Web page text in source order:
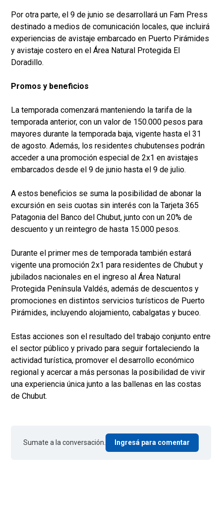
Por otra parte, el 9 de junio se desarrollará un Fam Press
destinado a medios de comunicación locales, que incluirá
experiencias de avistaje embarcado en Puerto Pirámides
y avistaje costero en el Área Natural Protegida El
Doradillo.
Promos y beneficios
La temporada comenzará manteniendo la tarifa de la
temporada anterior, con un valor de 150.000 pesos para
mayores durante la temporada baja, vigente hasta el 31
de agosto. Además, los residentes chubutenses podrán
acceder a una promoción especial de 2x1 en avistajes
embarcados desde el 9 de junio hasta el 9 de julio.
A estos beneficios se suma la posibilidad de abonar la
excursión en seis cuotas sin interés con la Tarjeta 365
Patagonia del Banco del Chubut, junto con un 20% de
descuento y un reintegro de hasta 15.000 pesos.
Durante el primer mes de temporada también estará
vigente una promoción 2x1 para residentes de Chubut y
jubilados nacionales en el ingreso al Área Natural
Protegida Península Valdés, además de descuentos y
promociones en distintos servicios turísticos de Puerto
Pirámides, incluyendo alojamiento, cabalgatas y buceo.
Estas acciones son el resultado del trabajo conjunto entre
el sector público y privado para seguir fortaleciendo la
actividad turística, promover el desarrollo económico
regional y acercar a más personas la posibilidad de vivir
una experiencia única junto a las ballenas en las costas
de Chubut.
Sumate a la conversación. Ingresá para comentar